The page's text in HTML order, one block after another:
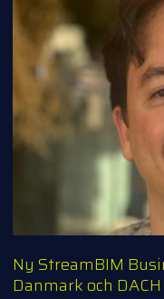
Ny StreamBIM
Danmark och DACH